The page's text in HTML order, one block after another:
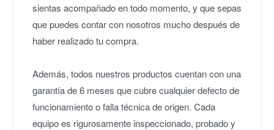
sientas acompañado en todo momento, y que sepas
que puedes contar con nosotros mucho después de
haber realizado tu compra.
Además, todos nuestros productos cuentan con una
garantía de 6 meses que cubre cualquier defecto de
funcionamiento o falla técnica de origen. Cada
equipo es rigurosamente inspeccionado, probado y